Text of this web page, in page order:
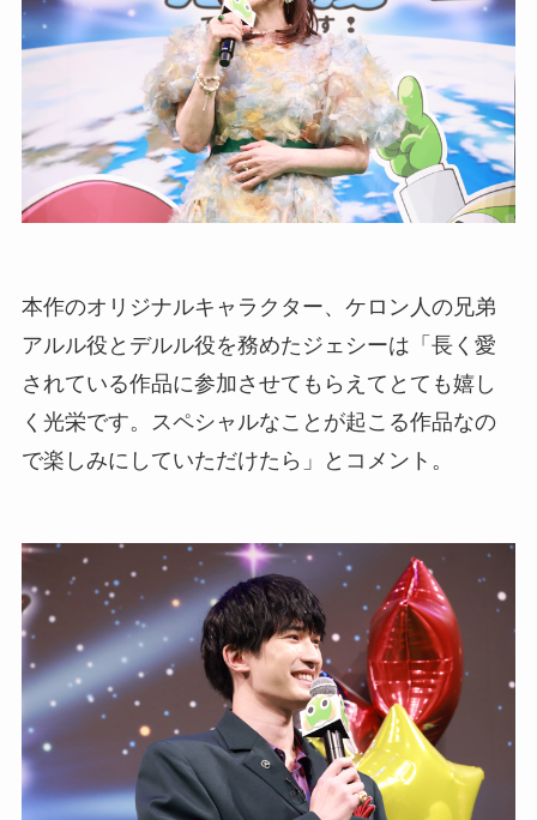
本作のオリジナルキャラクター、ケロン人の兄弟
アルル役とデルル役を務めたジェシーは「長く愛
されている作品に参加させてもらえてとても嬉し
く光栄です。スペシャルなことが起こる作品なの
で楽しみにしていただけたら」とコメント。